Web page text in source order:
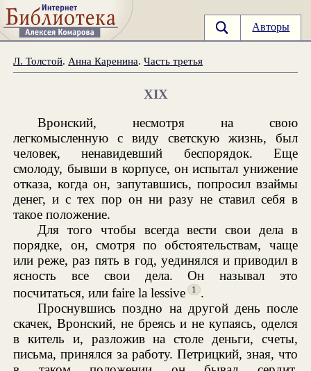
Авторы
Л. Толстой. Анна Каренина.Часть третья
XIX
Вронский, несмотря на свою
легкомысленную с виду светскую жизнь, был
человек, ненавидевший беспорядок. Еще
смолоду, бывши в корпусе, он испытал унижение
отказа, когда он, запутавшись, попросил взаймы
денег, и с тех пор он ни разу не ставил себя в
такое положение.
Для того чтобы всегда вести свои дела в
порядке, он, смотря по обстоятельствам, чаще
или реже, раз пять в год, уединялся и приводил в
ясность все свои дела. Он называл это
посчитаться, или faire la lessive
1 .
Проснувшись поздно на другой день после
скачек, Вронский, не бреясь и не купаясь, оделся
в китель и, разложив на столе деньги, счеты,
письма, принялся за работу. Петрицкий, зная, что